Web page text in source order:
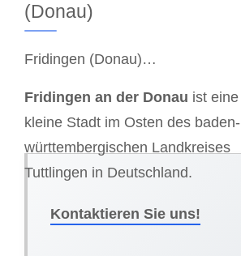
(Donau)
Fridingen (Donau)…
Fridingen an der Donau ist eine
kleine Stadt im Osten des baden-
württembergischen Landkreises
Tuttlingen in Deutschland.
Kontaktieren Sie uns!